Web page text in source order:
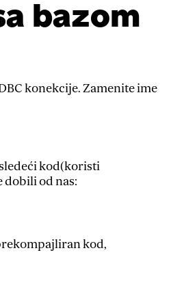
bazom
konekcije. Zamenite ime
sledeći kod(koristi
dobili od nas:
kod,